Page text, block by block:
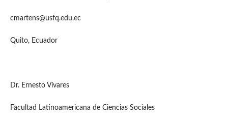
cmartens@usfq.edu.ec
Quito, Ecuador
Dr. Ernesto Vivares
Facultad Latinoamericana de Ciencias Sociales